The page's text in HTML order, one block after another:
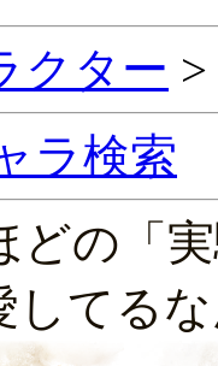
クター >
ラ検索
どの「
してる